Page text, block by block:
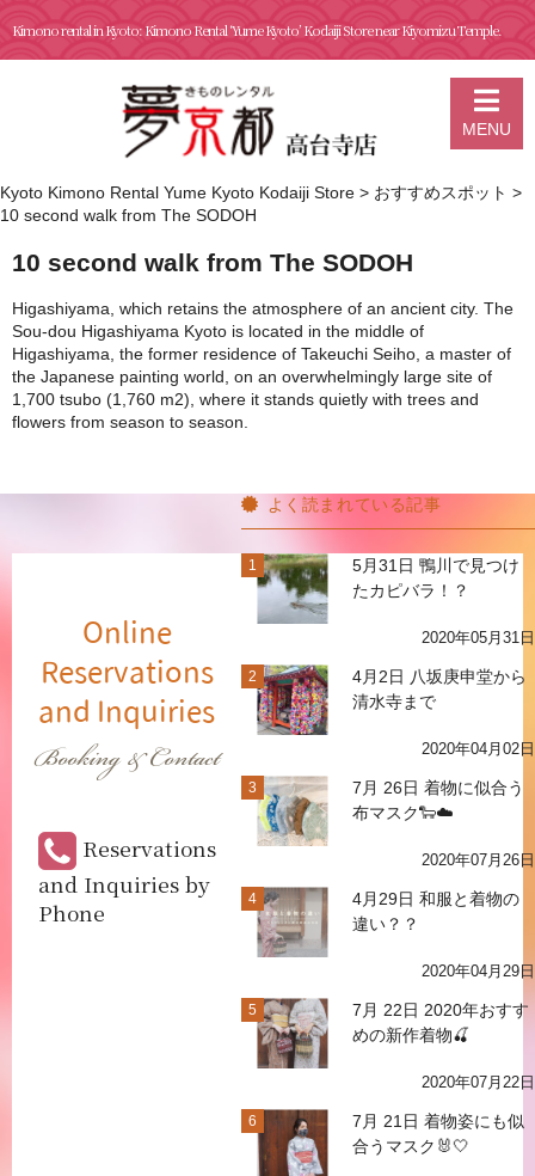
Kimono rental in Kyoto: Kimono Rental ‘Yume Kyoto’ Kodaiji Store near Kiyomizu Temple.
MENU
Kyoto Kimono Rental Yume Kyoto Kodaiji Store > おすすめスポット >
10 second walk from The SODOH
10 second walk from The SODOH
Higashiyama, which retains the atmosphere of an ancient city. The
Sou-dou Higashiyama Kyoto is located in the middle of
Higashiyama, the former residence of Takeuchi Seiho, a master of
the Japanese painting world, on an overwhelmingly large site of
1,700 tsubo (1,760 m2), where it stands quietly with trees and
flowers from season to season.
よく読まれている記事
1
5月31日 鴨川で見つけ
たカピバラ！？
2020年05月31日
2
4月2日 八坂庚申堂から
清水寺まで
2020年04月02日
3
7月 26日 着物に似合う
布マスク🐑☁️
2020年07月26日
4
4月29日 和服と着物の
違い？？
2020年04月29日
5
7月 22日 2020年おすす
めの新作着物🍒
2020年07月22日
6
7月 21日 着物姿にも似
合うマスク🐰🤍
Online
Reservations
and Inquiries
Booking & Contact
Reservations
and Inquiries by
Phone